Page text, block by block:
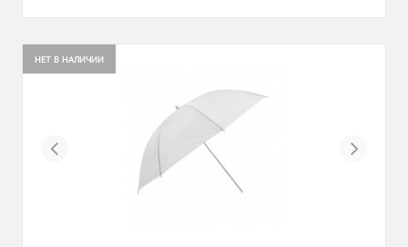
НЕТ В НАЛИЧИИ
Previous Next